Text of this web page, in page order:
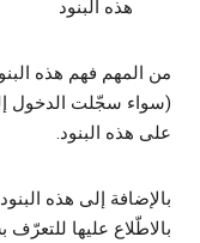
هذه البنود
من المهم فهم هذه
على هذه البنود.
بالإضافة إلى هذه
بالاطّلاع عليها